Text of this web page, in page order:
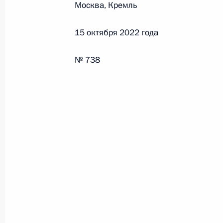
26 июля 2026 года
Москва, Кремль
15 октября 2022 года
№ 738